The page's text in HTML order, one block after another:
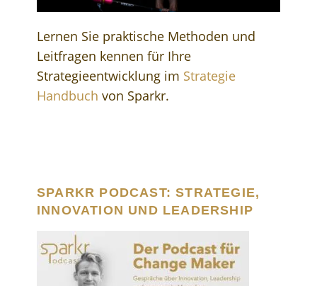
Lernen Sie praktische Methoden und
Leitfragen kennen für Ihre
Strategieentwicklung im Strategie
Handbuch von Sparkr.
SPARKR PODCAST: STRATEGIE,
INNOVATION UND LEADERSHIP